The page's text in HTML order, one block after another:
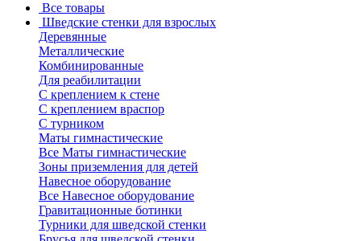
Все товары
Шведские стенки для взрослых
Деревянные
Металлические
Комбинированные
Для реабилитации
С креплением к стене
С креплением враспор
С турником
Маты гимнастические
Все Маты гимнастические
Зоны приземления для детей
Навесное оборудование
Все Навесное оборудование
Гравитационные ботинки
Турники для шведской стенки